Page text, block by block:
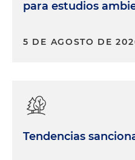
para estudios
5 DE AGOSTO DE
Tendencias